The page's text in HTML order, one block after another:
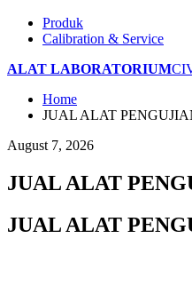
Produk
Calibration & Service
ALAT LABORATORIUM
Home
JUAL ALAT
August 7, 2026
JUAL ALAT
JUAL ALAT